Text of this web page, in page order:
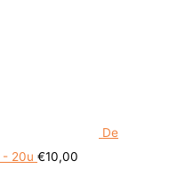
De
- 20u €10,00